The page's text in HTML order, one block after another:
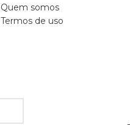
Quem somos
Termos de uso